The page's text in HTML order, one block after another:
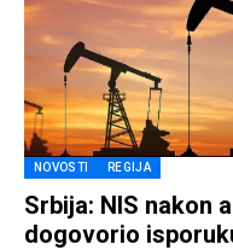
NOVOSTI REGIJA
Srbija: NIS nakon
dogovorio